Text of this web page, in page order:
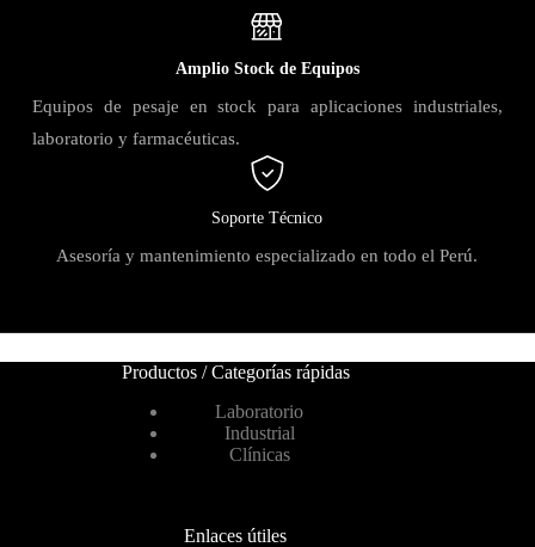
Amplio Stock de Equipos
Equipos de pesaje en stock para aplicaciones industriales,
laboratorio y farmacéuticas.
Soporte Técnico
Asesoría y mantenimiento especializado en todo el Perú.
Productos / Categorías rápidas
Laboratorio
Industrial
Clínicas
Enlaces útiles